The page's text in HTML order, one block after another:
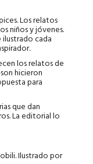
Los relatos
niños y jóvenes.
cada
los relatos de
hicieron
para
que dan
La editorial lo
Ilustrado por